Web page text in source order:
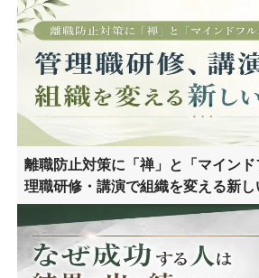
離職防止対策に「禅」と「マイン
理職研修・講演で組織を変える新